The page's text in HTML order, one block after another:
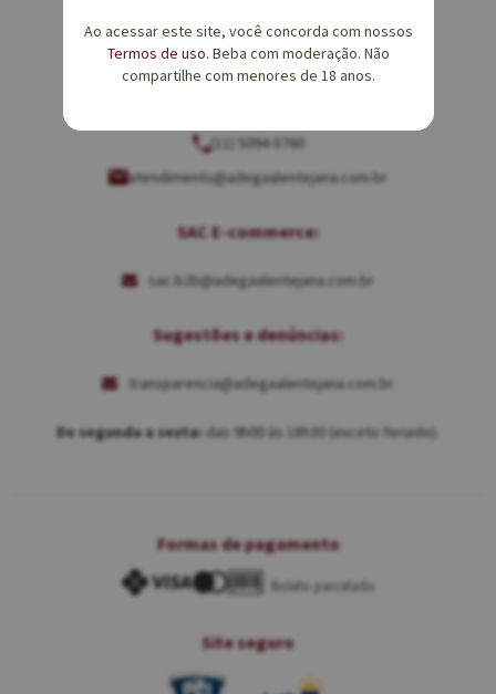
vendas@adegaalentejana.com.br
(11) 5094-5760
atendimento@adegaalentejana.com.br
SAC E-commerce:
sac.b2b@adegaalentejana.com.br
Sugestões e denúncias:
transparencia@adegaalentejana.com.br
De segunda a sexta: das 9h00 às 18h30 (exceto feriado).
Formas de pagamento
Boleto parcelado
Site seguro
Ao acessar este site, você concorda com nossos
Termos de uso. Beba com moderação. Não
compartilhe com menores de 18 anos.